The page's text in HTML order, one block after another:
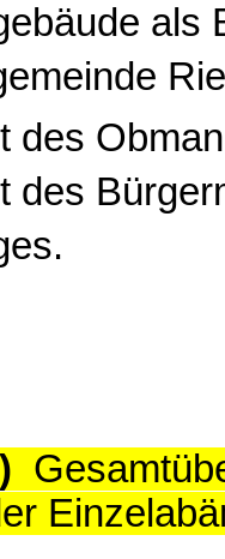
als
des
des